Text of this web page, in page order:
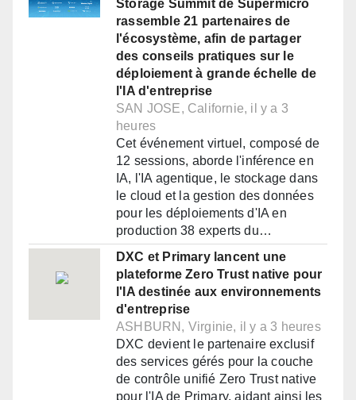
Storage Summit de Supermicro
rassemble 21 partenaires de
l'écosystème, afin de partager
des conseils pratiques sur le
déploiement à grande échelle de
l'IA d'entreprise
SAN JOSE, Californie, il y a 3
heures
Cet événement virtuel, composé de
12 sessions, aborde l'inférence en
IA, l'IA agentique, le stockage dans
le cloud et la gestion des données
pour les déploiements d'IA en
production 38 experts du…
DXC et Primary lancent une
plateforme Zero Trust native pour
l'IA destinée aux environnements
d'entreprise
ASHBURN, Virginie, il y a 3 heures
DXC devient le partenaire exclusif
des services gérés pour la couche
de contrôle unifié Zero Trust native
pour l'IA de Primary, aidant ainsi les